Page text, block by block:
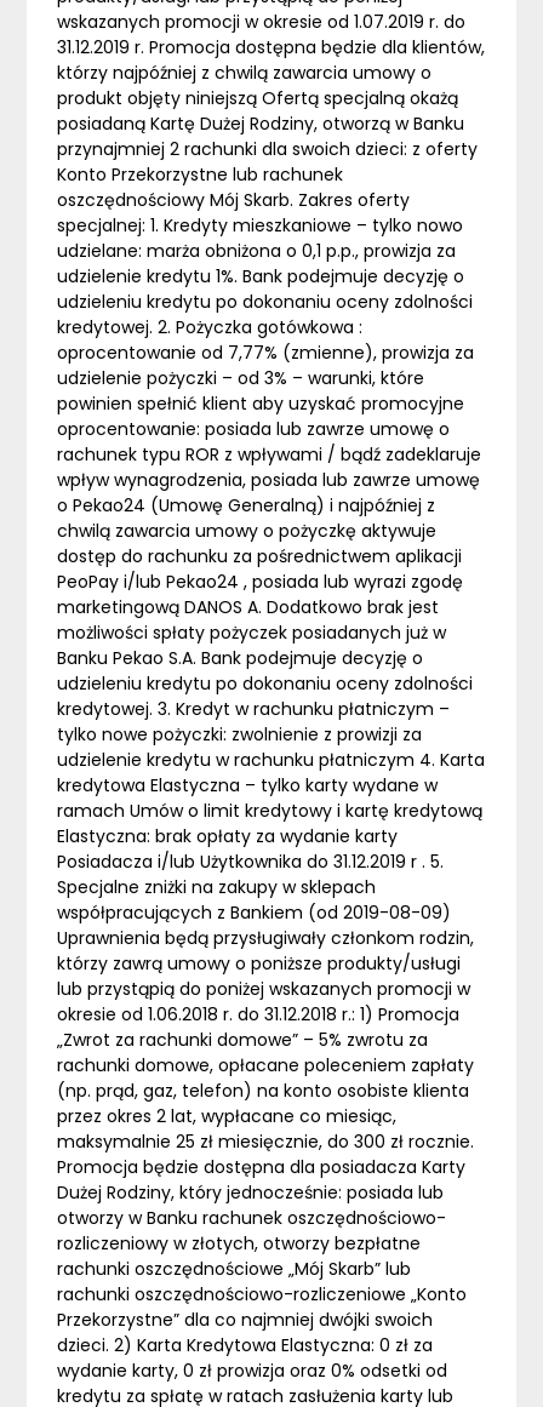
wskazanych promocji w okresie od 1.07.2019 r. do
31.12.2019 r. Promocja dostępna będzie dla klientów,
którzy najpóźniej z chwilą zawarcia umowy o
produkt objęty niniejszą Ofertą specjalną okażą
posiadaną Kartę Dużej Rodziny, otworzą w Banku
przynajmniej 2 rachunki dla swoich dzieci: z oferty
Konto Przekorzystne lub rachunek
oszczędnościowy Mój Skarb. Zakres oferty
specjalnej: 1. Kredyty mieszkaniowe – tylko nowo
udzielane: marża obniżona o 0,1 p.p., prowizja za
udzielenie kredytu 1%. Bank podejmuje decyzję o
udzieleniu kredytu po dokonaniu oceny zdolności
kredytowej. 2. Pożyczka gotówkowa :
oprocentowanie od 7,77% (zmienne), prowizja za
udzielenie pożyczki – od 3% – warunki, które
powinien spełnić klient aby uzyskać promocyjne
oprocentowanie: posiada lub zawrze umowę o
rachunek typu ROR z wpływami / bądź zadeklaruje
wpływ wynagrodzenia, posiada lub zawrze umowę
o Pekao24 (Umowę Generalną) i najpóźniej z
chwilą zawarcia umowy o pożyczkę aktywuje
dostęp do rachunku za pośrednictwem aplikacji
PeoPay i/lub Pekao24 , posiada lub wyrazi zgodę
marketingową DANOS A. Dodatkowo brak jest
możliwości spłaty pożyczek posiadanych już w
Banku Pekao S.A. Bank podejmuje decyzję o
udzieleniu kredytu po dokonaniu oceny zdolności
kredytowej. 3. Kredyt w rachunku płatniczym –
tylko nowe pożyczki: zwolnienie z prowizji za
udzielenie kredytu w rachunku płatniczym 4. Karta
kredytowa Elastyczna – tylko karty wydane w
ramach Umów o limit kredytowy i kartę kredytową
Elastyczna: brak opłaty za wydanie karty
Posiadacza i/lub Użytkownika do 31.12.2019 r . 5.
Specjalne zniżki na zakupy w sklepach
współpracujących z Bankiem (od 2019-08-09)
Uprawnienia będą przysługiwały członkom rodzin,
którzy zawrą umowy o poniższe produkty/usługi
lub przystąpią do poniżej wskazanych promocji w
okresie od 1.06.2018 r. do 31.12.2018 r.: 1) Promocja
„Zwrot za rachunki domowe” – 5% zwrotu za
rachunki domowe, opłacane poleceniem zapłaty
(np. prąd, gaz, telefon) na konto osobiste klienta
przez okres 2 lat, wypłacane co miesiąc,
maksymalnie 25 zł miesięcznie, do 300 zł rocznie.
Promocja będzie dostępna dla posiadacza Karty
Dużej Rodziny, który jednocześnie: posiada lub
otworzy w Banku rachunek oszczędnościowo-
rozliczeniowy w złotych, otworzy bezpłatne
rachunki oszczędnościowe „Mój Skarb” lub
rachunki oszczędnościowo-rozliczeniowe „Konto
Przekorzystne” dla co najmniej dwójki swoich
dzieci. 2) Karta Kredytowa Elastyczna: 0 zł za
wydanie karty, 0 zł prowizja oraz 0% odsetki od
kredytu za spłatę w ratach zasłużenia karty lub